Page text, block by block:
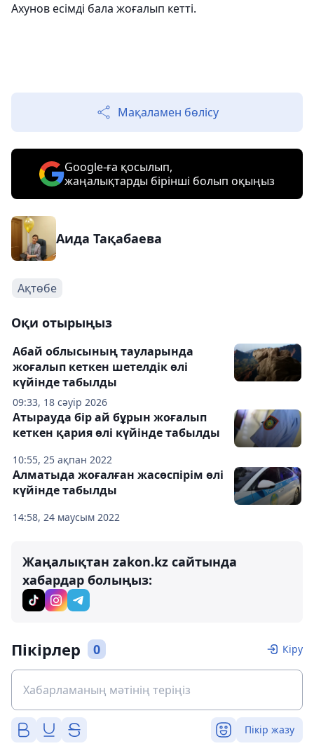
Ахунов есімді бала жоғалып кетті.
Мақаламен бөлісу
Google-ға қосылып,
жаңалықтарды бірінші болып оқыңыз
Аида Тақабаева
Ақтөбе
Оқи отырыңыз
09:33, 18 сәуір 2026
Абай облысының тауларында
жоғалып кеткен шетелдік өлі
күйінде табылды
10:55, 25 ақпан 2022
Атырауда бір ай бұрын жоғалып
кеткен қария өлі күйінде табылды
14:58, 24 маусым 2022
Алматыда жоғалған жасөспірім өлі
күйінде табылды
Жаңалықтан zakon.kz сайтында
хабардар болыңыз:
Пікірлер 0 Кіру
Пікір жазу